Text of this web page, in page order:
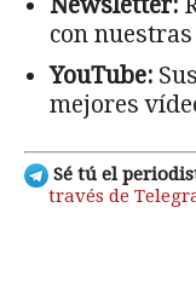
con
YouTube:
mejores
Sé tú el
través de